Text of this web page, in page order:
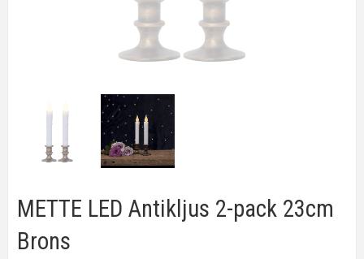
METTE LED Antikljus 2-pack 23cm
Brons